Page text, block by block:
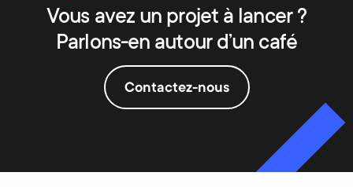
Vous avez un projet à lancer ?
Parlons-en autour d’un café
Contactez-nous